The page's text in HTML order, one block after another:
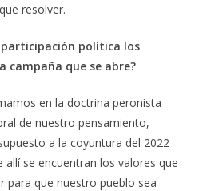
resolver.
política los
campaña que se abre?
en la doctrina peronista
de nuestro pensamiento,
a la coyuntura del 2022
se encuentran los valores que
para que nuestro pueblo sea